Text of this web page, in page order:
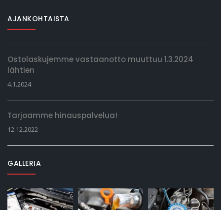
AJANKOHTAISTA
Ostolaskujemme vastaanotto muuttuu 1.3.2024
lähtien
4.1.2024
Tarjoamme hinauspalvelua!
12.12.2022
GALLERIA